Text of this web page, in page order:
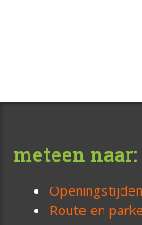
meteen naar:
Openingstijden
Route en